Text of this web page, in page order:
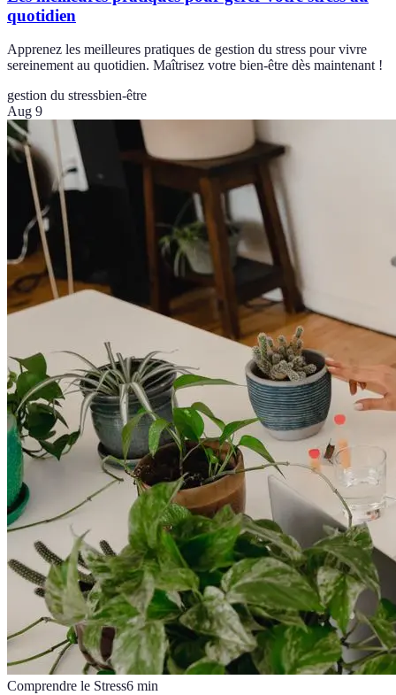
quotidien
Apprenez les meilleures pratiques de gestion du stress pour vivre
sereinement au quotidien. Maîtrisez votre bien-être dès maintenant !
gestion du stressbien-être
Aug 9
Comprendre le Stress6 min